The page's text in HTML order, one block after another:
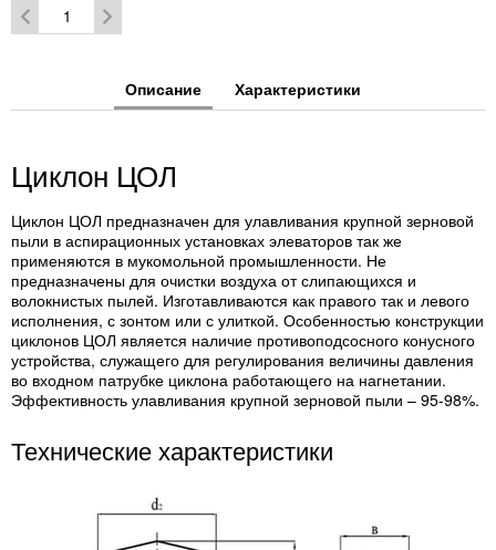
Описание Характеристики
Циклон ЦОЛ
Циклон ЦОЛ предназначен для улавливания крупной зерновой
пыли в аспирационных установках элеваторов так же
применяются в мукомольной промышленности. Не
предназначены для очистки воздуха от слипающихся и
волокнистых пылей. Изготавливаются как правого так и левого
исполнения, с зонтом или с улиткой. Особенностью конструкции
циклонов ЦОЛ является наличие противоподсосного конусного
устройства, служащего для регулирования величины давления
во входном патрубке циклона работающего на нагнетании.
Эффективность улавливания крупной зерновой пыли – 95-98%.
Технические характеристики